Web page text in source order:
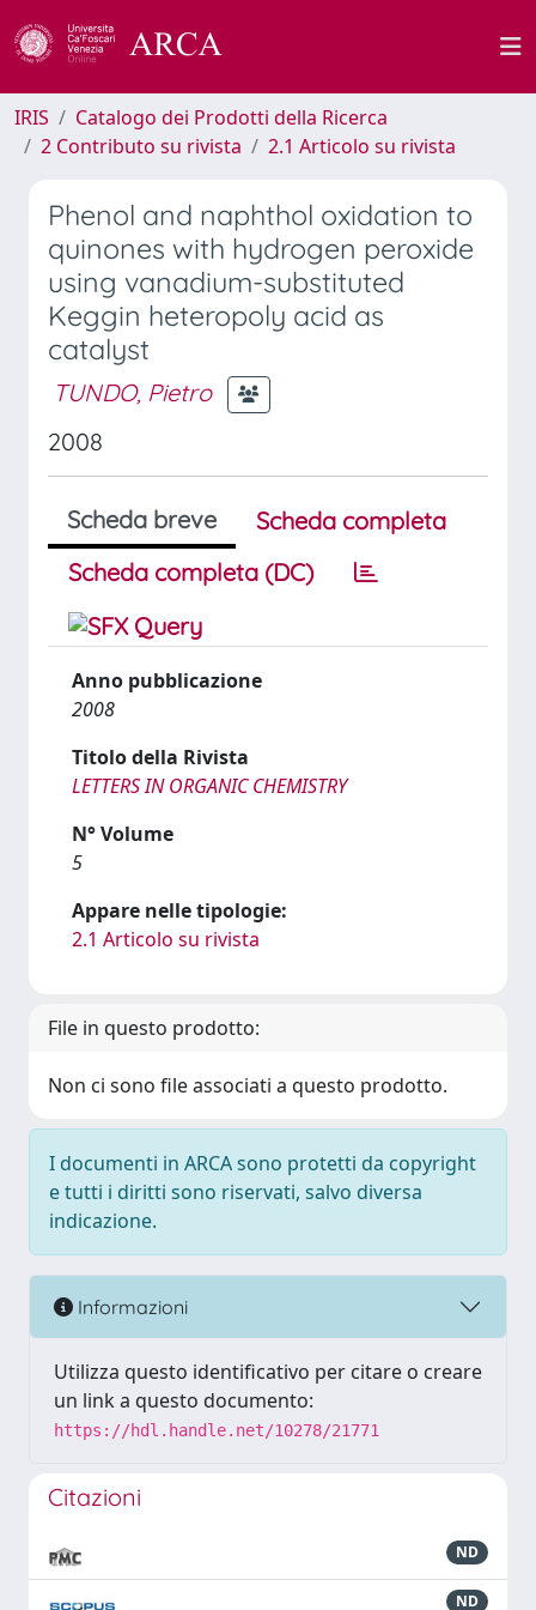
IRIS
Catalogo dei Prodotti della Ricerca
2 Contributo su rivista
2.1 Articolo su rivista
Phenol and naphthol oxidation to
quinones with hydrogen peroxide
using vanadium-substituted
Keggin heteropoly acid as
catalyst
TUNDO, Pietro
2008
Scheda breve
Scheda completa
Scheda completa (DC)
Anno pubblicazione
2008
Titolo della Rivista
LETTERS IN ORGANIC CHEMISTRY
N° Volume
5
Appare nelle tipologie:
2.1 Articolo su rivista
File in questo prodotto:
Non ci sono file associati a questo prodotto.
I documenti in ARCA sono protetti da copyright
e tutti i diritti sono riservati, salvo diversa
indicazione.
Informazioni
Utilizza questo identificativo per citare o creare
un link a questo documento:
https://hdl.handle.net/10278/21771
Citazioni
ND
ND